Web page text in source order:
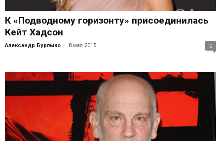
К «Подводному горизонту» присоединилась
Кейт Хадсон
Александр Бурлыко - 8 мая 2015 0